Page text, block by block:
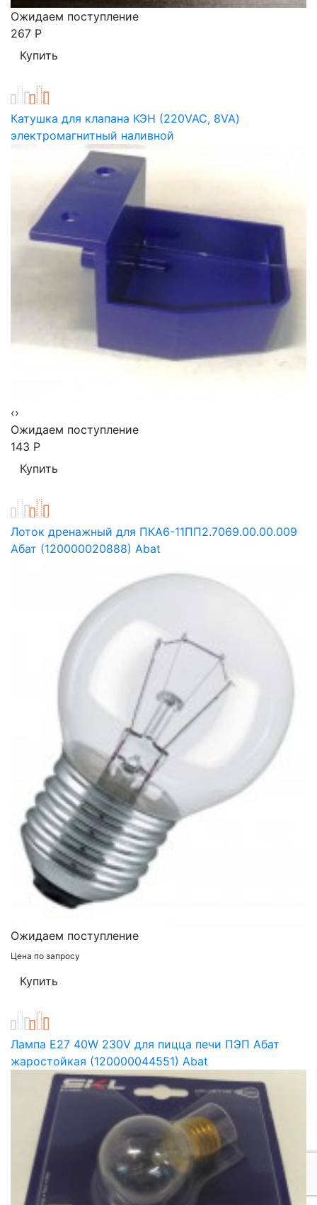
Ожидаем поступление
267 Р
Катушка для клапана КЭН (220VAC, 8VA)
электромагнитный наливной
‹›
Ожидаем поступление
143 Р
Лоток дренажный для ПКА6-11ПП2.7069.00.00.009
Абат (120000020888) Abat
Ожидаем поступление
Цена по запросу
Лампа E27 40W 230V для пицца печи ПЭП Абат
жаростойкая (120000044551) Abat